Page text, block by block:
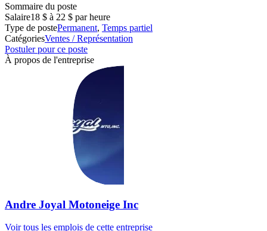
Sommaire du poste
Salaire18 $ à 22 $ par heure
Type de postePermanent, Temps partiel
CatégoriesVentes / Représentation
Postuler pour ce poste
À propos de l'entreprise
Andre Joyal Motoneige Inc
Voir tous les emplois de cette entreprise